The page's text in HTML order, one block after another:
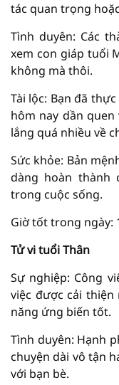
tác quan trọng
Tình duyên: Các
xem con giáp tuổi
không mà thôi.
Tài lộc: Bạn đã
hôm nay dần
lắng quá nhiều về
Sức khỏe: Bản
dàng hoàn thành
trong cuộc sống.
Giờ tốt trong ngày:
Tử vi tuổi Thân
Sự nghiệp: Công
việc được cải
năng ứng biến tốt.
Tình duyên: Hạnh
chuyện dài vô tận
với bạn bè.